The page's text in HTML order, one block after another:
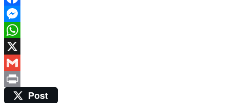
Facebook
Messenger
WhatsApp
X
Gmail
Print
Post